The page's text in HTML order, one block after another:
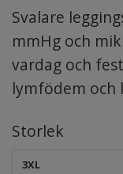
Svalare
mmHg och
vardag och
lymfödem och
Storlek
3XL